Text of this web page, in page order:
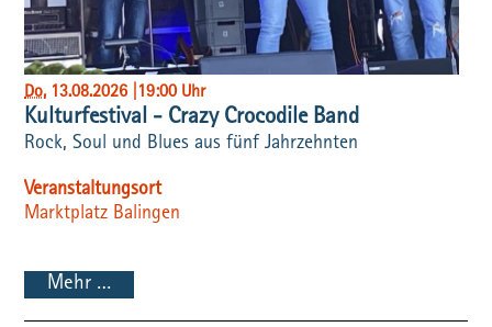
Do, 13.08.2026 19:00 Uhr
Kulturfestival - Crazy Crocodile Band
Rock, Soul und Blues aus fünf Jahrzehnten
Veranstaltungsort
Marktplatz Balingen
Mehr …